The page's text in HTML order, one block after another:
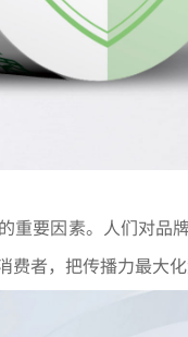
重要因素。人们对
费者，把传播力最大